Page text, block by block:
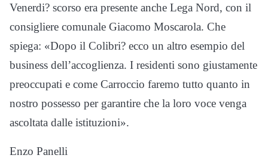
Venerdi? scorso era presente anche Lega Nord, con il
consigliere comunale Giacomo Moscarola. Che
spiega: «Dopo il Colibri? ecco un altro esempio del
business dell’accoglienza. I residenti sono giustamente
preoccupati e come Carroccio faremo tutto quanto in
nostro possesso per garantire che la loro voce venga
ascoltata dalle istituzioni».
Enzo Panelli